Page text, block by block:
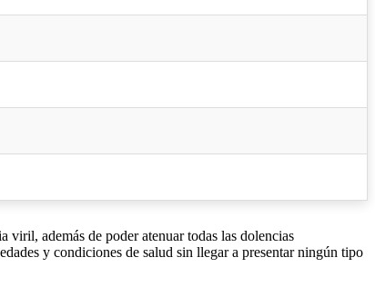
además de poder atenuar todas las dolencias
y condiciones de salud sin llegar a presentar ningún tipo